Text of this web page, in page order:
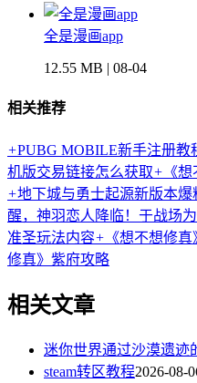
全是漫画app
12.55 MB | 08-04
相关推荐
+PUBG MOBILE新手注册教
机版交易链接怎么获取+ 《
+地下城与勇士起源新版本爆
醒，神羽恋人降临！于战场
准圣玩法内容+ 《想不想修
修真》紫府攻略
相关文章
迷你世界通过沙漠遗迹
steam转区教程2026-08-